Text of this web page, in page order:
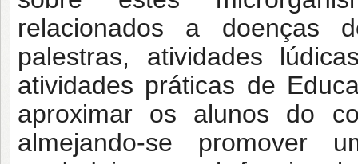
relacionados a doenças
palestras, atividades
atividades práticas de
aproximar os alunos do
almejando-se promover